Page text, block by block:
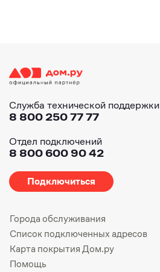
Служба технической поддержки
8 800 250 77 77
Отдел подключений
8 800 600 90 42
Подключиться
Города обслуживания
Список подключенных адресов
Карта покрытия Дом.ру
Помощь